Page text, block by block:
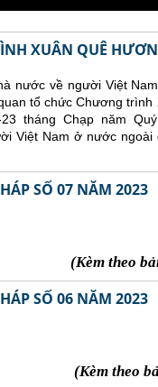
XUÂN QUÊ
nước về người Việt
tổ chức Chương
tháng Chạp năm
Việt Nam ở nước
SỐ 07 NĂM 2023
(Kèm theo
SỐ 06 NĂM 2023
(Kèm theo